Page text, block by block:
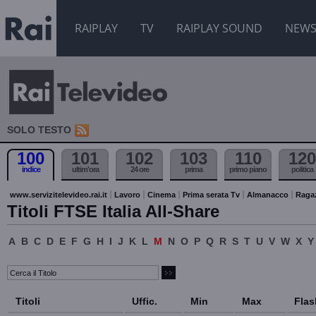
RAIPLAY TV RAIPLAY SOUND NEWS
SOLO TESTO
100
indice
101
ultim'ora
102
24 ore
103
prima
110
primo piano
120
politica
www.servizitelevideo.rai.it Lavoro Cinema Prima serata Tv Almanacco
Titoli FTSE Italia All-Share
A B C D E F G H I J K L M N O P Q R S T U V W X Y
Titoli Uffic. Min Max